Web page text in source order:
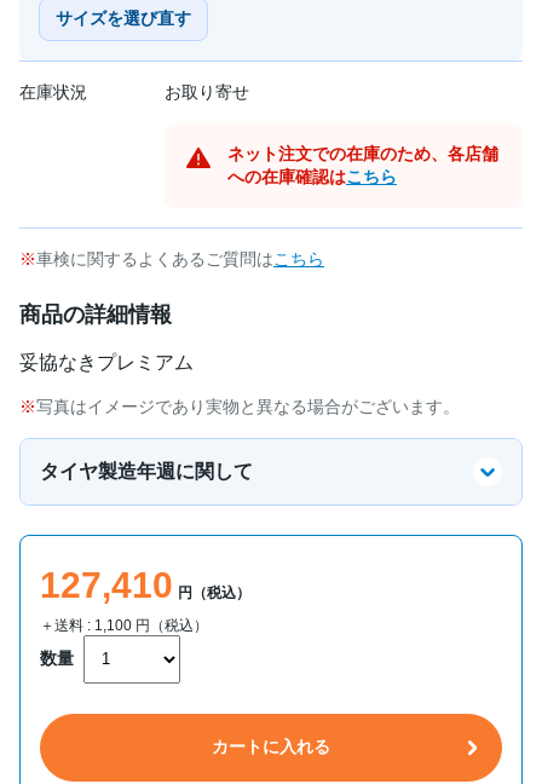
サイズを選び直す
在庫状況 お取り寄せ
ネット注文での在庫のため、各店舗
への在庫確認はこちら
車検に関するよくあるご質問はこちら
商品の詳細情報
妥協なきプレミアム
写真はイメージであり実物と異なる場合がございます。
タイヤ製造年週に関して
127,410 円（税込）
＋送料 : 1,100 円（税込）
数量
カートに入れる